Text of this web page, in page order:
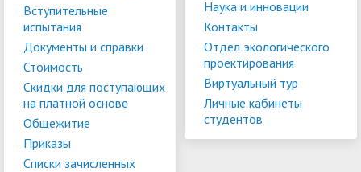
Вступительные
испытания
Документы и справки
Стоимость
Скидки для поступающих
на платной основе
Общежитие
Приказы
Списки зачисленных
Наука и инновации
Контакты
Отдел экологического
проектирования
Виртуальный тур
Личные кабинеты
студентов